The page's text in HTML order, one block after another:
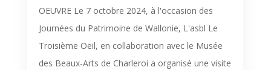
OEUVRE Le 7 octobre 2024, à l'occasion des
Journées du Patrimoine de Wallonie, L'asbl Le
Troisième Oeil, en collaboration avec le Musée
des Beaux-Arts de Charleroi a organisé une visite